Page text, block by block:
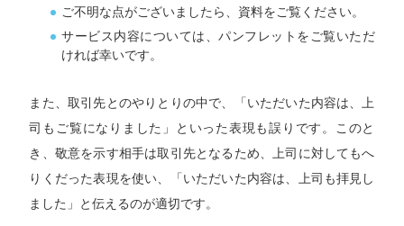
ご不明な点がございましたら、資料をご覧ください。
サービス内容については、パンフレットをご覧いただ
ければ幸いです。
また、取引先とのやりとりの中で、「いただいた内容は、上
司もご覧になりました」といった表現も誤りです。このと
き、敬意を示す相手は取引先となるため、上司に対してもへ
りくだった表現を使い、「いただいた内容は、上司も拝見し
ました」と伝えるのが適切です。